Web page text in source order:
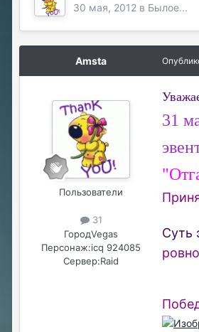
30 мая, 2012 в Былое...
Amsta
Пользователи
31
ГородVegas
Персонаж:icq 924085
Сервер:Raid
31
Суть
ровно